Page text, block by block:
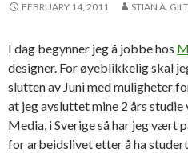
FEBRUARY 14, 2011 STIAN A.
I dag begynner jeg å jobbe hos
designer. For øyeblikkelig skal
slutten av Juni med muligheter
at jeg avsluttet mine 2 års
Media, i Sverige så har jeg vært
for arbeidslivet etter å ha